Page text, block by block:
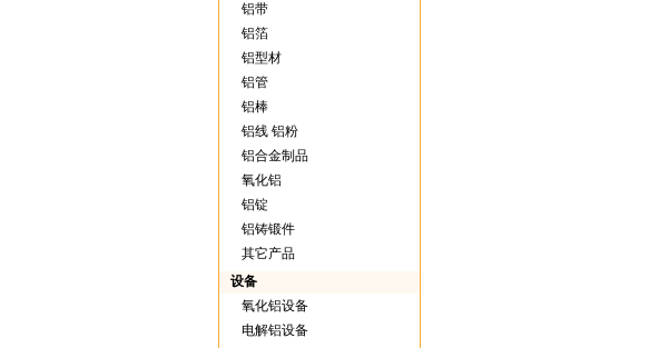
铝带
铝箔
铝型材
铝管
铝棒
铝线 铝粉
铝合金制品
氧化铝
铝锭
铝铸锻件
其它产品
设备
氧化铝设备
电解铝设备